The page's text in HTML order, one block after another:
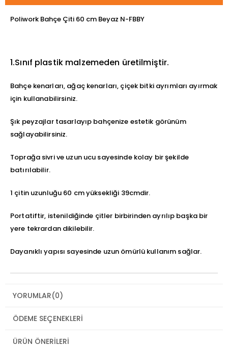
Poliwork Bahçe Çiti 60 cm Beyaz N-FBBY
1.Sınıf plastik malzemeden üretilmiştir.
Bahçe kenarları, ağaç kenarları, çiçek bitki ayrımları ayırmak
için kullanabilirsiniz.
Şık peyzajlar tasarlayıp bahçenize estetik görünüm
sağlayabilirsiniz.
Toprağa sivri ve uzun ucu sayesinde kolay bir şekilde
batırılabilir.
1 çitin uzunluğu 60 cm yüksekliği 39cmdir.
Portatiftir, istenildiğinde çitler birbirinden ayrılıp başka bir
yere tekrardan dikilebilir.
Dayanıklı yapısı sayesinde uzun ömürlü kullanım sağlar.
YORUMLAR(0)
ÖDEME SEÇENEKLERI
ÜRÜN ÖNERILERI